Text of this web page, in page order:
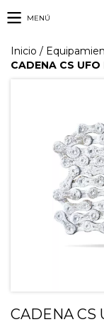
MENÚ
Inicio /
CADENA CS UFO
CADENA CS